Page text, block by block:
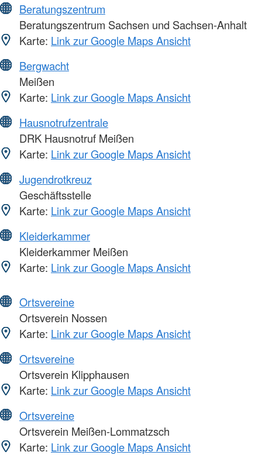
Beratungszentrum
Beratungszentrum Sachsen und Sachsen-Anhalt
Karte: Link zur Google Maps Ansicht
Bergwacht
Meißen
Karte: Link zur Google Maps Ansicht
Hausnotrufzentrale
DRK Hausnotruf Meißen
Karte: Link zur Google Maps Ansicht
Jugendrotkreuz
Geschäftsstelle
Karte: Link zur Google Maps Ansicht
Kleiderkammer
Kleiderkammer Meißen
Karte: Link zur Google Maps Ansicht
Ortsvereine
Ortsverein Nossen
Karte: Link zur Google Maps Ansicht
Ortsvereine
Ortsverein Klipphausen
Karte: Link zur Google Maps Ansicht
Ortsvereine
Ortsverein Meißen-Lommatzsch
Karte: Link zur Google Maps Ansicht